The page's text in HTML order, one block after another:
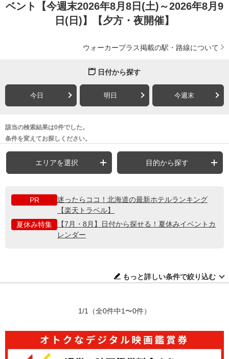
ベント【今週末2026年8月8日(土)～2026年8月9
日(日)】【夕方・夜開催】
ウォーカープラス掲載の駅・路線について
日付から探す
今日 明日 今週末
該当の検索結果は0件でした。
条件を変えてお探しください。
エリアを選択 目的から探す
PR
迷ったらココ！北海道の最新ホテルランキング
【楽天トラベル】
夏休み特集
【7月・8月】日付から探せる！夏休みイベントカ
レンダー
もっと詳しい条件で絞り込む
1/1 （全0件中1〜0件）